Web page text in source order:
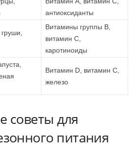
антиоксиданты
Витамины группы B,
витамин C,
каротиноиды
Витамин D, витамин C,
железо
советы для
питания